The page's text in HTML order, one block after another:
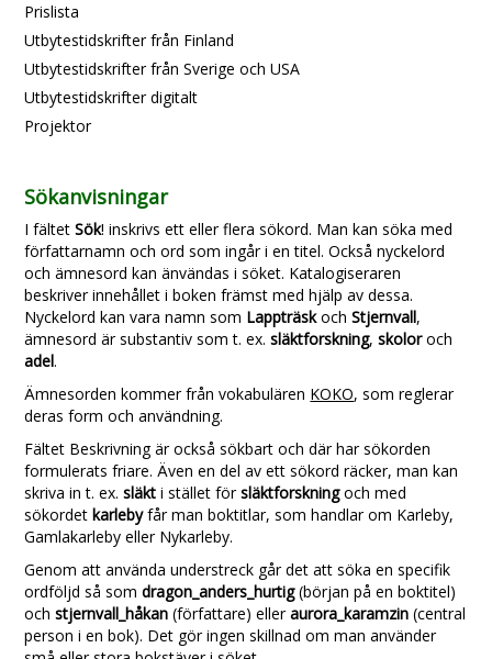
Prislista
Utbytestidskrifter från Finland
Utbytestidskrifter från Sverige och USA
Utbytestidskrifter digitalt
Projektor
Sökanvisningar
I fältetSök! inskrivs ett eller flera sökord. Man kan söka med
författarnamn och ord som ingår i en titel. Också nyckelord
och ämnesord kan änvändas i söket. Katalogiseraren
beskriver innehållet i boken främst med hjälp av dessa.
Nyckelord kan vara namn som LappträskochStjernvall,
ämnesord är substantiv som t. ex.släktforskning,skoloroch
adel.
Ämnesorden kommer från vokabulären KOKO, som reglerar
deras form och användning.
Fältet Beskrivning är också sökbart och där har sökorden
formulerats friare. Även en del av ett sökord räcker, man kan
skriva in t. ex.släkti stället försläktforskningoch med
sökordetkarlebyfår man boktitlar, som handlar om Karleby,
Gamlakarleby eller Nykarleby.
Genom att använda understreck går det att söka en specifik
ordföljd så somdragon_anders_hurtig(början på en boktitel)
ochstjernvall_håkan (författare) elleraurora_karamzin (central
person i en bok). Det gör ingen skillnad om man använder